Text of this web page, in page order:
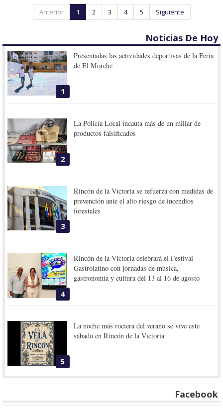
Anterior 1 2 3 4 5 Siguiente
Noticias De Hoy
1
Presentadas las actividades deportivas de la Feria
de El Morche
2
La Policía Local incauta más de un millar de
productos falsificados
3
Rincón de la Victoria se refuerza con medidas de
prevención ante el alto riesgo de incendios
forestales
4
Rincón de la Victoria celebrará el Festival
Gastrolatino con jornadas de música,
gastronomía y cultura del 13 al 16 de agosto
5
La noche más rociera del verano se vive este
sábado en Rincón de la Victoria
Facebook